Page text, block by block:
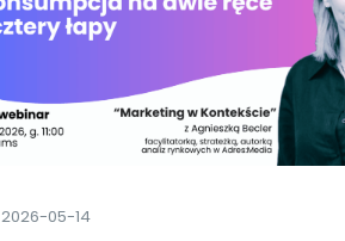
2026-05-14